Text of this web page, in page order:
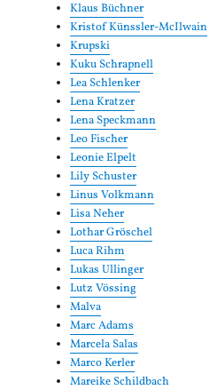
Klaus Büchner
Kristof Künssler-McIlwain
Krupski
Kuku Schrapnell
Lea Schlenker
Lena Kratzer
Lena Speckmann
Leo Fischer
Leonie Elpelt
Lily Schuster
Linus Volkmann
Lisa Neher
Lothar Gröschel
Luca Rihm
Lukas Ullinger
Lutz Vössing
Malva
Marc Adams
Marcela Salas
Marco Kerler
Mareike Schildbach